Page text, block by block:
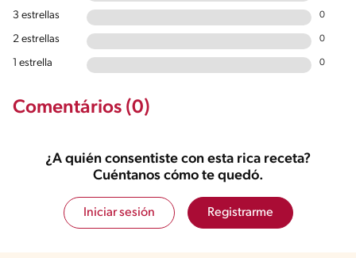
3 estrellas 0
2 estrellas 0
1 estrella 0
Comentários (0)
¿A quién consentiste con esta rica receta?
Cuéntanos cómo te quedó.
Iniciar sesión Registrarme